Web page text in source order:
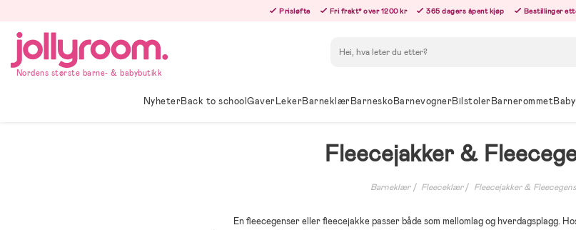
innehållet
Prisløfte Fri frakt* over 1200 kr 365 dagers åpent kjøp Bestillinger
Nordens største barne- & babybutikk
NyheterBack to schoolGaverLekerBarneklærBarneskoBarnevognerBilstolerBarnerommet
Fleecejakker &
Barneklær Fleeceklær Fleecejakker &
En fleecegenser eller fleecejakke passer både som mellomlag og hverdagsplagg.